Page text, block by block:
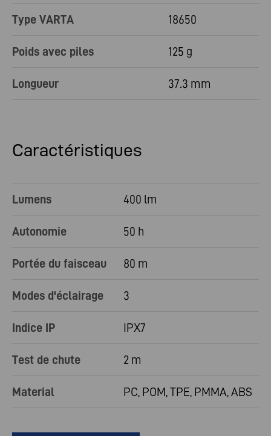
Type VARTA 18650
Poids avec piles 125 g
Longueur 37.3 mm
Caractéristiques
Lumens 400 lm
Autonomie 50 h
Portée du faisceau 80 m
Modes d'éclairage 3
Indice IP IPX7
Test de chute 2 m
Material PC, POM, TPE, PMMA, ABS